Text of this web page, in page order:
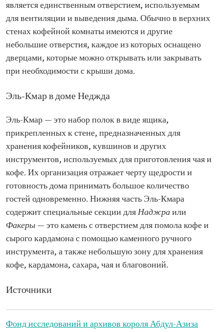
является единственным отверстием, используемым
для вентиляции и выведения дыма. Обычно в верхних
стенах кофейной комнаты имеются и другие
небольшие отверстия, каждое из которых оснащено
дверцами, которые можно открывать или закрывать
при необходимости с крыши дома.
Эль-Кмар в доме Неджда
Эль-Кмар — это набор полок в виде ящика,
прикрепленных к стене, предназначенных для
хранения кофейников, кувшинов и других
инструментов, используемых для приготовления чая и
кофе. Их организация отражает черту щедрости и
готовность дома принимать большое количество
гостей одновременно. Нижняя часть Эль-Кмара
содержит специальные секции дляНаджраили
Факеры — это камень с отверстием для помола кофе и
сырого кардамона с помощью каменного ручного
инструмента, а также небольшую зону для хранения
кофе, кардамона, сахара, чая и благовоний.
Источники
Фонд исследований и архивов короля Абдул-Азиза